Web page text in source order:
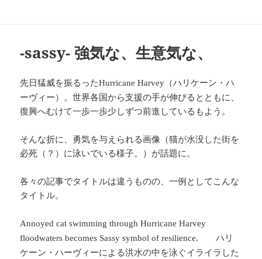
-sassy- 強気な、生意気な、
先日猛威を振るったHurricane Harvey （ハリケーン・ハ
ーヴィー）。世界各国から支援の手が伸びるとともに、
復興へむけて一歩一歩少しずつ前進しているもよう。
そんな折に、勇気を与えられる画像（猫が水没した街を
必死（？）に泳いでいる様子。）が話題に。
各々の記事でタイトルは違うものの、一例としてこんな
タイトル。
Annoyed cat swimming through Hurricane Harvey
floodwaters becomes Sassy symbol of resilience.
ハリ
ケーン・ハーヴィーによる洪水の中を泳ぐイライラした